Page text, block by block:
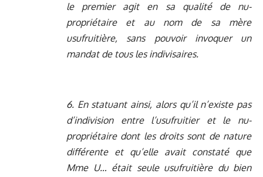
le premier agit en sa qualité de nu-
propriétaire et au nom de sa mère
usufruitière, sans pouvoir invoquer un
mandat de tous les indivisaires.
6. En statuant ainsi, alors qu’il n’existe pas
d’indivision entre l’usufruitier et le nu-
propriétaire dont les droits sont de nature
différente et qu’elle avait constaté que
Mme U… était seule usufruitière du bien